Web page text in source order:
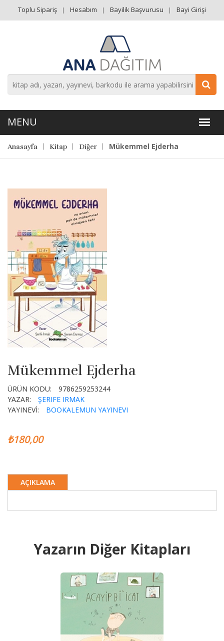
Toplu Sipariş Hesabım Bayilik Başvurusu Bayi Girişi
Anasayfa Kitap Diğer Mükemmel Ejderha
Mükemmel Ejderha
ÜRÜN KODU:
9786259253244
YAZAR:
ŞERIFE IRMAK
YAYINEVİ:
BOOKALEMUN YAYINEVI
₺180,00
AÇIKLAMA
Yazarın Diğer Kitapları